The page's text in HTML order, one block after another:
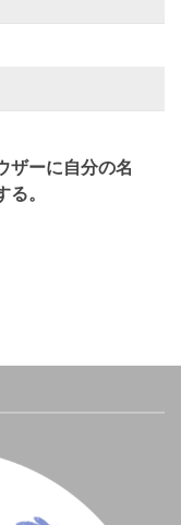
ザーに自分の名
。